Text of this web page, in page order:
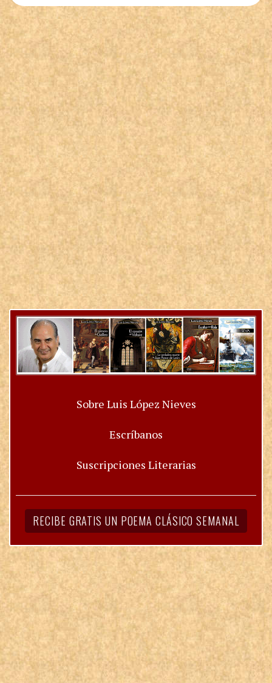
Sobre Luis López Nieves
Escríbanos
Suscripciones Literarias
RECIBE GRATIS UN POEMA CLÁSICO SEMANAL